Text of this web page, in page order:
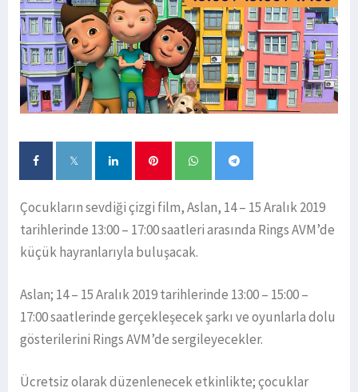
Çocukların sevdiği çizgi film, Aslan, 14 – 15 Aralık 2019
tarihlerinde 13:00 – 17:00 saatleri arasında Rings AVM’de
küçük hayranlarıyla buluşacak.
Aslan; 14 – 15 Aralık 2019 tarihlerinde 13:00 – 15:00 –
17:00 saatlerinde gerçekleşecek şarkı ve oyunlarla dolu
gösterilerini Rings AVM’de sergileyecekler.
Ücretsiz olarak düzenlenecek etkinlikte; çocuklar